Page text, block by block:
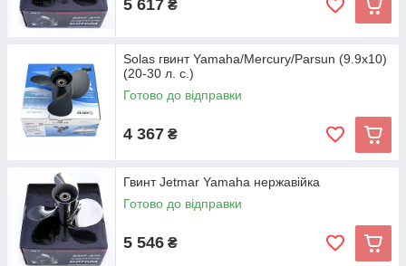
5 617 ₴
Solas гвинт Yamaha/Mercury/Parsun (9.9x10)
(20-30 л. с.)
Готово до відправки
4 367 ₴
Гвинт Jetmar Yamaha нержавійка
Готово до відправки
5 546 ₴